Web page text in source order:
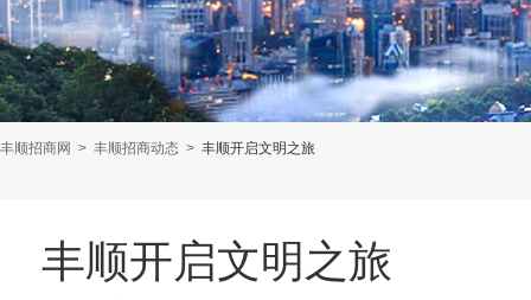
丰顺招商网 > 丰顺招商动态 > 丰顺开启文明之旅
丰顺开启文明之旅